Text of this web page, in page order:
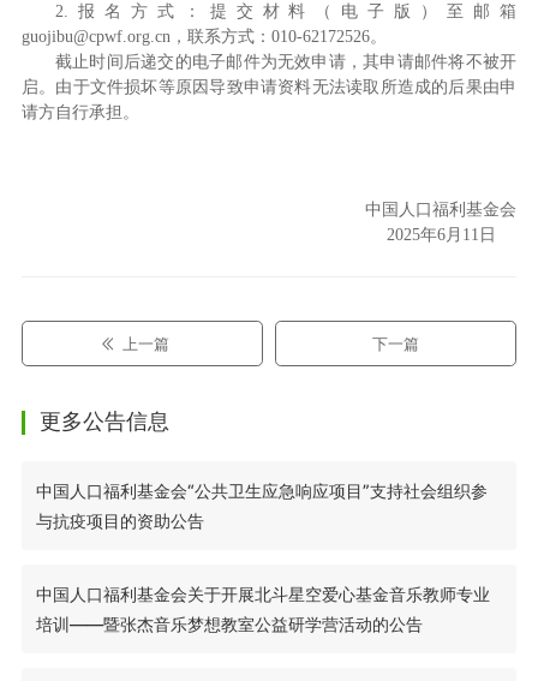
2.报名方式：提交材料（电子版）至邮箱
guojibu@cpwf.org.cn，联系方式：010-62172526。
截止时间后递交的电子邮件为无效申请，其申请邮件将不被开
启。由于文件损坏等原因导致申请资料无法读取所造成的后果由申
请方自行承担。
中国人口福利基金会
2025年6月11日
上一篇 下一篇
更多公告信息
中国人口福利基金会“公共卫生应急响应项目”支持社会组织参
与抗疫项目的资助公告
中国人口福利基金会关于开展北斗星空爱心基金音乐教师专业
培训——暨张杰音乐梦想教室公益研学营活动的公告